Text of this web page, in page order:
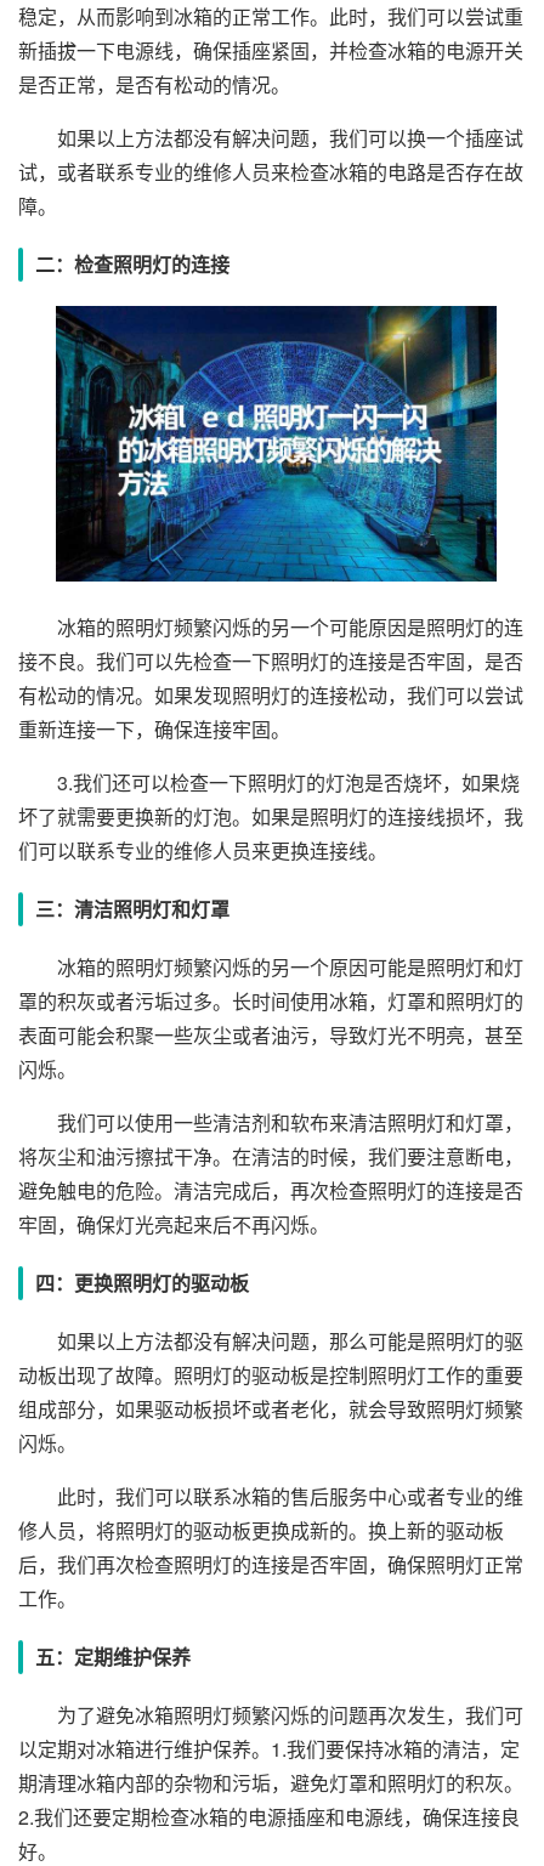
稳定，从而影响到冰箱的正常工作。此时，我们可以尝试重
新插拔一下电源线，确保插座紧固，并检查冰箱的电源开关
是否正常，是否有松动的情况。
如果以上方法都没有解决问题，我们可以换一个插座试
试，或者联系专业的维修人员来检查冰箱的电路是否存在故
障。
二：检查照明灯的连接
冰箱的照明灯频繁闪烁的另一个可能原因是照明灯的连
接不良。我们可以先检查一下照明灯的连接是否牢固，是否
有松动的情况。如果发现照明灯的连接松动，我们可以尝试
重新连接一下，确保连接牢固。
3.我们还可以检查一下照明灯的灯泡是否烧坏，如果烧
坏了就需要更换新的灯泡。如果是照明灯的连接线损坏，我
们可以联系专业的维修人员来更换连接线。
三：清洁照明灯和灯罩
冰箱的照明灯频繁闪烁的另一个原因可能是照明灯和灯
罩的积灰或者污垢过多。长时间使用冰箱，灯罩和照明灯的
表面可能会积聚一些灰尘或者油污，导致灯光不明亮，甚至
闪烁。
我们可以使用一些清洁剂和软布来清洁照明灯和灯罩，
将灰尘和油污擦拭干净。在清洁的时候，我们要注意断电，
避免触电的危险。清洁完成后，再次检查照明灯的连接是否
牢固，确保灯光亮起来后不再闪烁。
四：更换照明灯的驱动板
如果以上方法都没有解决问题，那么可能是照明灯的驱
动板出现了故障。照明灯的驱动板是控制照明灯工作的重要
组成部分，如果驱动板损坏或者老化，就会导致照明灯频繁
闪烁。
此时，我们可以联系冰箱的售后服务中心或者专业的维
修人员，将照明灯的驱动板更换成新的。换上新的驱动板
后，我们再次检查照明灯的连接是否牢固，确保照明灯正常
工作。
五：定期维护保养
为了避免冰箱照明灯频繁闪烁的问题再次发生，我们可
以定期对冰箱进行维护保养。1.我们要保持冰箱的清洁，定
期清理冰箱内部的杂物和污垢，避免灯罩和照明灯的积灰。
2.我们还要定期检查冰箱的电源插座和电源线，确保连接良
好。